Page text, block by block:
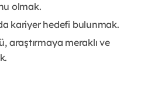
olmak.
kariyer hedefi bulunmak.
araştırmaya meraklı ve